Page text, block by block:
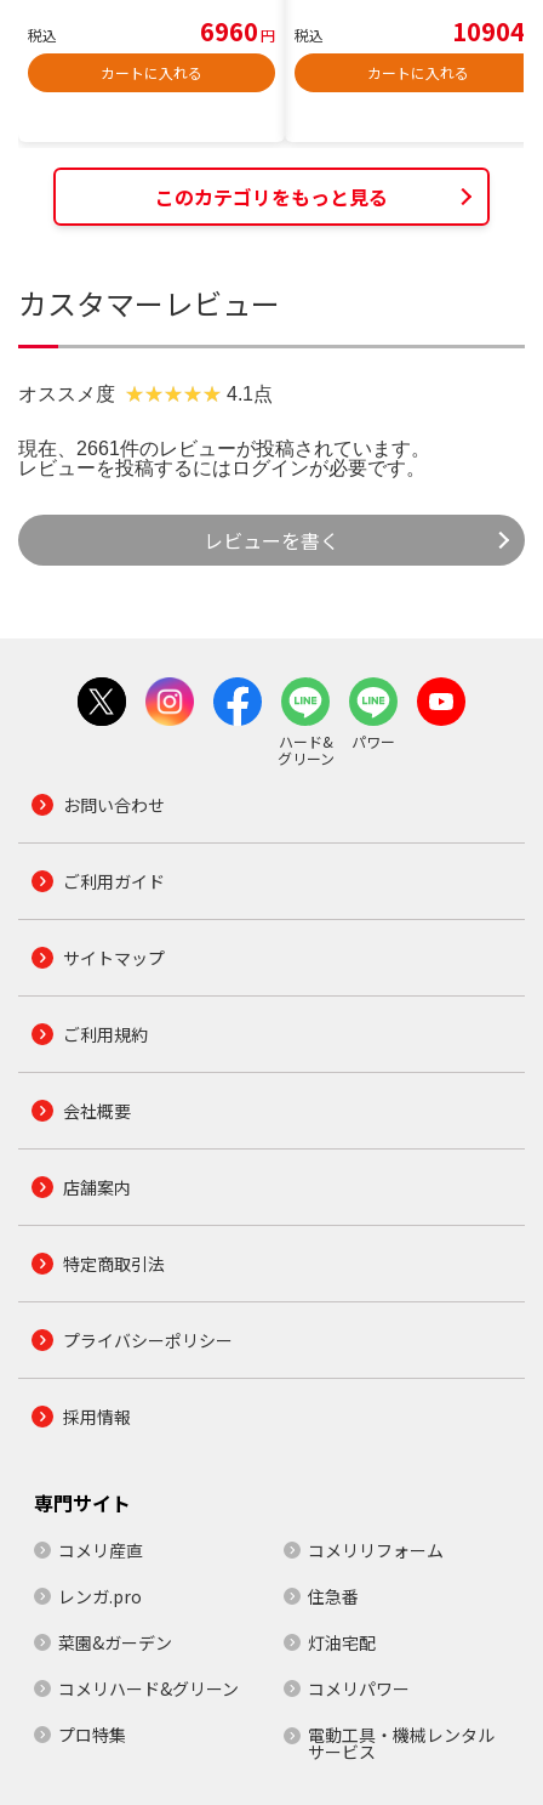
税込 6960円
カートに入れる
税込 10904
カートに入れる
このカテゴリをもっと見る
カスタマーレビュー
オススメ度 4.1点
現在、2661件のレビューが投稿されています。
レビューを投稿するには ログインが必要です。
レビューを書く
ハード&
グリーン
パワー
お問い合わせ
ご利用ガイド
サイトマップ
ご利用規約
会社概要
店舗案内
特定商取引法
プライバシーポリシー
採用情報
専門サイト
コメリ産直
コメリリフォーム
レンガ.pro
住急番
菜園&ガーデン
灯油宅配
コメリハード&グリーン
コメリパワー
プロ特集
電動工具・機械レンタル
サービス